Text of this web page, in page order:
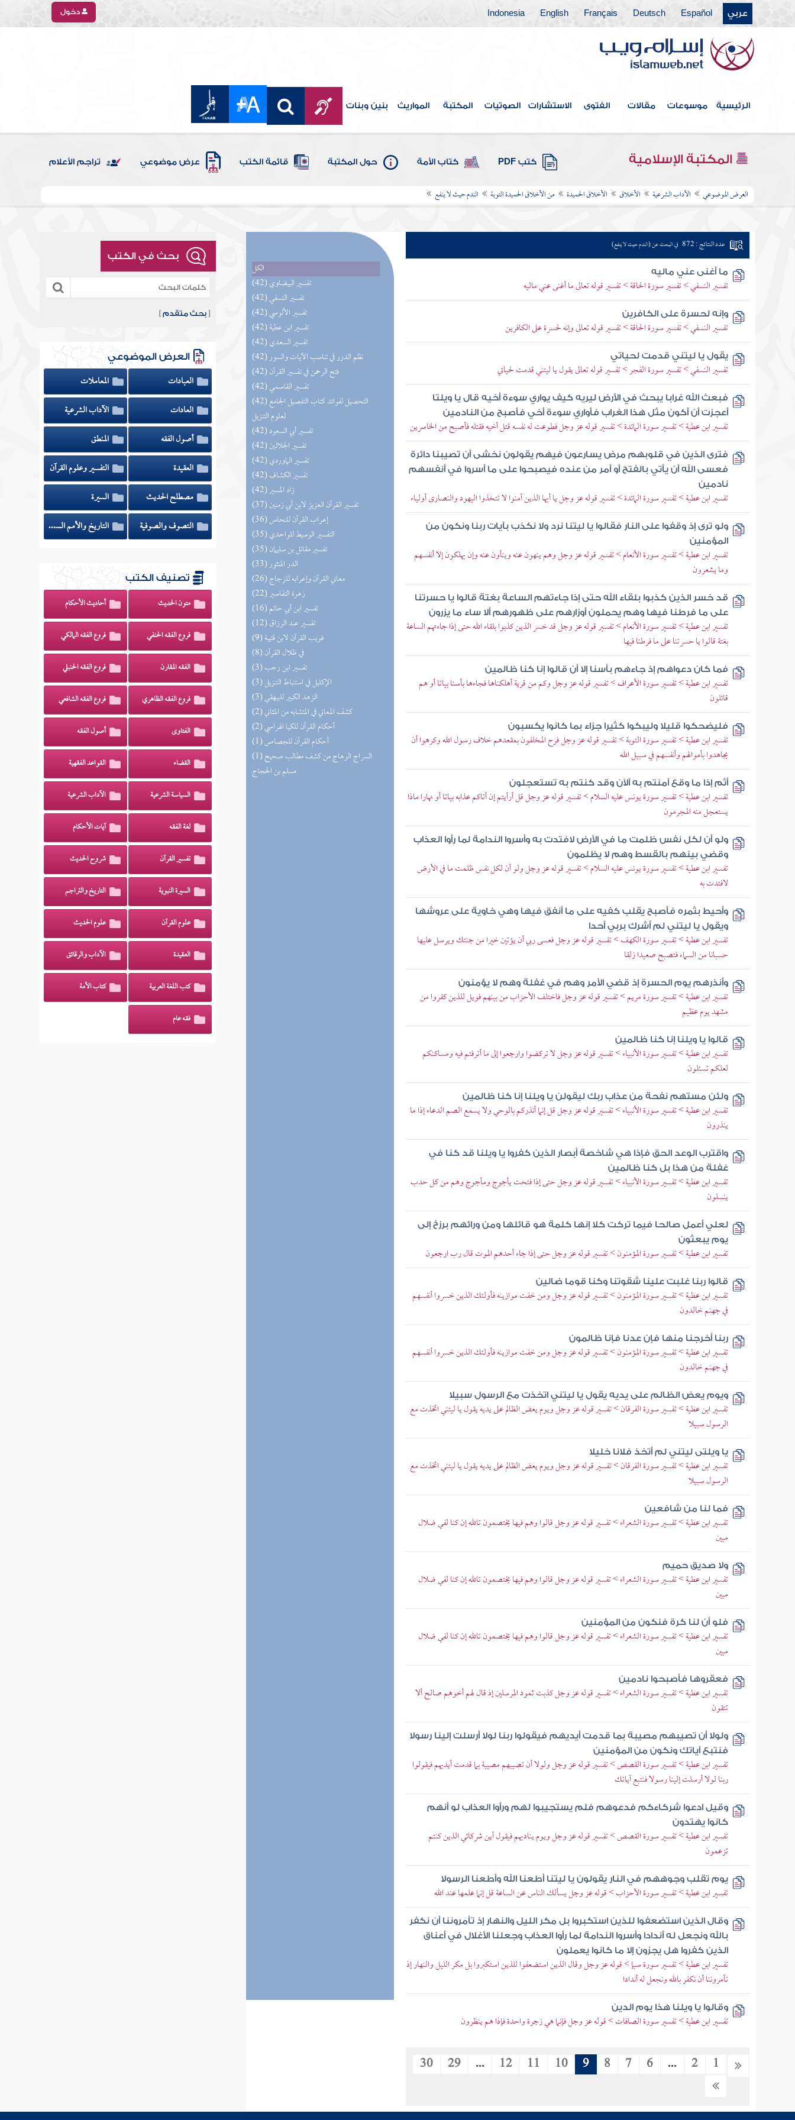
عربي Español
Deutsch
Français
English
Indonesia دخول
الرئيسية موسوعات مقالات الفتوى الاستشارات الصوتيات المكتبة المواريث بنين وبنات
المكتبة الإسلامية كتب PDF كتاب الأمة حول المكتبة قائمة الكتب عرض موضوعي تراجم الأعلام
العرض الموضوعي الآداب الشرعية الأخلاق الأخلاق الحميدة من الأخلاق الحميدة التوبة الندم حيث لا ينفع
الكل
(42) تفسير البيضاوي
(42) تفسير النسفي
(42) تفسير الألوسي
(42) تفسير ابن عطية
(42) تفسير السعدي
(42) نظم الدرر في تناسب الآيات والسور
(42) فتح الرحمن في تفسير القرآن
(42) تفسير القاسمي
(42) التحصيل لفوائد كتاب التفصيل الجامع
لعلوم التنزيل
(42) تفسير أبي السعود
(42) تفسير الجلالين
(42) تفسير الماوردي
(42) تفسير الكشاف
(42) زاد المسير
(37) تفسير القرآن العزيز لابن أبي زمنين
(36) إعراب القرآن للنحاس
(35) التفسير الوسيط للواحدي
(35) تفسير مقاتل بن سليمان
(33) الدر المنثور
(26) معاني القرآن وإعرابه للزجاج
(22) زهرة التفاسير
(16) تفسير ابن أبي حاتم
(12) تفسير عبد الرزاق
(9) غريب القرآن لابن قتيبة
(8) في ظلال القرآن
(3) تفسير ابن رجب
(3) الإكليل في استنباط التنزيل
(3) الزهد الكبير للبيهقي
(2) كشف المعاني في المتشابه من المثاني
(2) أحكام القرآن للكيا الهراسي
(1) أحكام القرآن للجصاص
(1) السراج الوهاج من كشف مطالب صحيح
مسلم بن الحجاج
عدد النتائج : 872 في البحث عن (الندم حيث لا ينفع)
ما أغنى عني ماليه
تفسير النسفي > تفسير سورة الحاقة > تفسير قوله تعالى ما أغنى عني ماليه
وإنه لحسرة على الكافرين
تفسير النسفي > تفسير سورة الحاقة > تفسير قوله تعالى وإنه لحسرة على الكافرين
يقول يا ليتني قدمت لحياتي
تفسير النسفي > تفسير سورة الفجر > تفسير قوله تعالى يقول يا ليتني قدمت لحياتي
فبعث الله غرابا يبحث في الأرض ليريه كيف يواري سوءة أخيه قال يا ويلتا
أعجزت أن أكون مثل هذا الغراب فأواري سوءة أخي فأصبح من النادمين
تفسير ابن عطية > تفسير سورة المائدة > تفسير قوله عز وجل فطوعت له نفسه قتل أخيه فقتله فأصبح من الخاسرين
فترى الذين في قلوبهم مرض يسارعون فيهم يقولون نخشى أن تصيبنا دائرة
فعسى الله أن يأتي بالفتح أو أمر من عنده فيصبحوا على ما أسروا في أنفسهم
نادمين
تفسير ابن عطية > تفسير سورة المائدة > تفسير قوله عز وجل يا أيها الذين آمنوا لا تتخذوا اليهود والنصارى أولياء
ولو ترى إذ وقفوا على النار فقالوا يا ليتنا نرد ولا نكذب بآيات ربنا ونكون من
المؤمنين
تفسير ابن عطية > تفسير سورة الأنعام > تفسير قوله عز وجل وهم ينهون عنه وينأون عنه وإن يهلكون إلا أنفسهم
وما يشعرون
قد خسر الذين كذبوا بلقاء الله حتى إذا جاءتهم الساعة بغتة قالوا يا حسرتنا
على ما فرطنا فيها وهم يحملون أوزارهم على ظهورهم ألا ساء ما يزرون
تفسير ابن عطية > تفسير سورة الأنعام > تفسير قوله عز وجل قد خسر الذين كذبوا بلقاء الله حتى إذا جاءتهم الساعة
بغتة قالوا يا حسرتنا على ما فرطنا فيها
فما كان دعواهم إذ جاءهم بأسنا إلا أن قالوا إنا كنا ظالمين
تفسير ابن عطية > تفسير سورة الأعراف > تفسير قوله عز وجل وكم من قرية أهلكناها فجاءها بأسنا بياتا أو هم
قائلون
فليضحكوا قليلا وليبكوا كثيرا جزاء بما كانوا يكسبون
تفسير ابن عطية > تفسير سورة التوبة > تفسير قوله عز وجل فرح المخلفون بمقعدهم خلاف رسول الله وكرهوا أن
يجاهدوا بأموالهم وأنفسهم في سبيل الله
أثم إذا ما وقع آمنتم به آلآن وقد كنتم به تستعجلون
تفسير ابن عطية > تفسير سورة يونس عليه السلام > تفسير قوله عز وجل قل أرأيتم إن أتاكم عذابه بياتا أو نهارا ماذا
يستعجل منه المجرمون
ولو أن لكل نفس ظلمت ما في الأرض لافتدت به وأسروا الندامة لما رأوا العذاب
وقضي بينهم بالقسط وهم لا يظلمون
تفسير ابن عطية > تفسير سورة يونس عليه السلام > تفسير قوله عز وجل ولو أن لكل نفس ظلمت ما في الأرض
لافتدت به
وأحيط بثمره فأصبح يقلب كفيه على ما أنفق فيها وهي خاوية على عروشها
ويقول يا ليتني لم أشرك بربي أحدا
تفسير ابن عطية > تفسير سورة الكهف > تفسير قوله عز وجل فعسى ربي أن يؤتين خيرا من جنتك ويرسل عليها
حسبانا من السماء فتصبح صعيدا زلقا
وأنذرهم يوم الحسرة إذ قضي الأمر وهم في غفلة وهم لا يؤمنون
تفسير ابن عطية > تفسير سورة مريم > تفسير قوله عز وجل فاختلف الأحزاب من بينهم فويل للذين كفروا من
مشهد يوم عظيم
قالوا يا ويلنا إنا كنا ظالمين
تفسير ابن عطية > تفسير سورة الأنبياء > تفسير قوله عز وجل لا تركضوا وارجعوا إلى ما أترفتم فيه ومساكنكم
لعلكم تسئلون
ولئن مستهم نفحة من عذاب ربك ليقولن يا ويلنا إنا كنا ظالمين
تفسير ابن عطية > تفسير سورة الأنبياء > تفسير قوله عز وجل قل إنما أنذركم بالوحي ولا يسمع الصم الدعاء إذا ما
ينذرون
واقترب الوعد الحق فإذا هي شاخصة أبصار الذين كفروا يا ويلنا قد كنا في
غفلة من هذا بل كنا ظالمين
تفسير ابن عطية > تفسير سورة الأنبياء > تفسير قوله عز وجل حتى إذا فتحت يأجوج ومأجوج وهم من كل حدب
ينسلون
لعلي أعمل صالحا فيما تركت كلا إنها كلمة هو قائلها ومن ورائهم برزخ إلى
يوم يبعثون
تفسير ابن عطية > تفسير سورة المؤمنون > تفسير قوله عز وجل حتى إذا جاء أحدهم الموت قال رب ارجعون
قالوا ربنا غلبت علينا شقوتنا وكنا قوما ضالين
تفسير ابن عطية > تفسير سورة المؤمنون > تفسير قوله عز وجل ومن خفت موازينه فأولئك الذين خسروا أنفسهم
في جهنم خالدون
ربنا أخرجنا منها فإن عدنا فإنا ظالمون
تفسير ابن عطية > تفسير سورة المؤمنون > تفسير قوله عز وجل ومن خفت موازينه فأولئك الذين خسروا أنفسهم
في جهنم خالدون
ويوم يعض الظالم على يديه يقول يا ليتني اتخذت مع الرسول سبيلا
تفسير ابن عطية > تفسير سورة الفرقان > تفسير قوله عز وجل ويوم يعض الظالم على يديه يقول يا ليتني اتخذت مع
الرسول سبيلا
يا ويلتى ليتني لم أتخذ فلانا خليلا
تفسير ابن عطية > تفسير سورة الفرقان > تفسير قوله عز وجل ويوم يعض الظالم على يديه يقول يا ليتني اتخذت مع
الرسول سبيلا
فما لنا من شافعين
تفسير ابن عطية > تفسير سورة الشعراء > تفسير قوله عز وجل قالوا وهم فيها يختصمون تالله إن كنا لفي ضلال
مبين
ولا صديق حميم
تفسير ابن عطية > تفسير سورة الشعراء > تفسير قوله عز وجل قالوا وهم فيها يختصمون تالله إن كنا لفي ضلال
مبين
فلو أن لنا كرة فنكون من المؤمنين
تفسير ابن عطية > تفسير سورة الشعراء > تفسير قوله عز وجل قالوا وهم فيها يختصمون تالله إن كنا لفي ضلال
مبين
فعقروها فأصبحوا نادمين
تفسير ابن عطية > تفسير سورة الشعراء > تفسير قوله عز وجل كذبت ثمود المرسلين إذ قال لهم أخوهم صالح ألا
تتقون
ولولا أن تصيبهم مصيبة بما قدمت أيديهم فيقولوا ربنا لولا أرسلت إلينا رسولا
فنتبع آياتك ونكون من المؤمنين
تفسير ابن عطية > تفسير سورة القصص > تفسير قوله عز وجل ولولا أن تصيبهم مصيبة بما قدمت أيديهم فيقولوا
ربنا لولا أرسلت إلينا رسولا فنتبع آياتك
وقيل ادعوا شركاءكم فدعوهم فلم يستجيبوا لهم ورأوا العذاب لو أنهم
كانوا يهتدون
تفسير ابن عطية > تفسير سورة القصص > تفسير قوله عز وجل ويوم يناديهم فيقول أين شركائي الذين كنتم
تزعمون
يوم تقلب وجوههم في النار يقولون يا ليتنا أطعنا الله وأطعنا الرسولا
تفسير ابن عطية > تفسير سورة الأحزاب > قوله عز وجل يسألك الناس عن الساعة قل إنما علمها عند الله
وقال الذين استضعفوا للذين استكبروا بل مكر الليل والنهار إذ تأمروننا أن نكفر
بالله ونجعل له أندادا وأسروا الندامة لما رأوا العذاب وجعلنا الأغلال في أعناق
الذين كفروا هل يجزون إلا ما كانوا يعملون
تفسير ابن عطية > تفسير سورة سبإ > قوله عز وجل وقال الذين استضعفوا للذين استكبروا بل مكر الليل والنهار إذ
تأمروننا أن نكفر بالله ونجعل له أندادا
وقالوا يا ويلنا هذا يوم الدين
تفسير ابن عطية > تفسير سورة الصافات > قوله عز وجل فإنما هي زجرة واحدة فإذا هم ينظرون
1
2
...
6
7
8
9
10
11
12
...
29
30
بحث في الكتب
[بحث متقدم ]
العرض الموضوعي
العبادات
المعاملات
العادات
الآداب الشرعية
أصول الفقه
المنطق
العقيدة
التفسير وعلوم القرآن
مصطلح الحديث
السيرة
التصوف والصوفية
التاريخ والأمم السابقة
تصنيف الكتب
متون الحديث أحاديث الأحكام
فروع الفقه الحنفي فروع الفقه المالكي
الفقه المقارن فروع الفقه الحنبلي
فروع الفقه الظاهري فروع الفقه الشافعي
الفتاوى أصول الفقه
القضاء القواعد الفقهية
السياسة الشرعية الآداب الشرعية
لغة الفقه آيات الأحكام
تفسير القرآن شروح الحديث
السيرة النبوية التاريخ والتراجم
علوم القرآن علوم الحديث
العقيدة الآداب والرقائق
كتب اللغة العربية كتاب الأمة
فقه عام